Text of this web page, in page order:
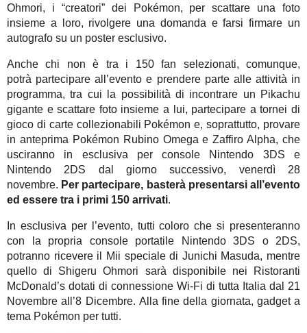
Ohmori, i “creatori” dei Pokémon, per scattare una foto
insieme a loro, rivolgere una domanda e farsi firmare un
autografo su un poster esclusivo.
Anche chi non è tra i 150 fan selezionati, comunque,
potrà partecipare all’evento e prendere parte alle attività in
programma, tra cui la possibilità di incontrare un Pikachu
gigante e scattare foto insieme a lui, partecipare atornei di
gioco di carte collezionabili Pokémon e, soprattutto, provare
in anteprima Pokémon Rubino Omega e Zaffiro Alpha, che
usciranno in esclusiva per console Nintendo 3DS e
Nintendo 2DS dal giorno successivo, venerdì 28
novembre. Per partecipare, basterà presentarsi all’evento
ed essere tra i primi 150 arrivati.
In esclusiva per l’evento, tutti coloro che si presenteranno
con la propria console portatile Nintendo 3DS o 2DS,
potranno ricevere il
Mii speciale di Junichi Masuda, mentre
quello di Shigeru Ohmori sarà disponibile nei Ristoranti
McDonald’s dotati di connessione Wi-Fi di tutta Italia dal 21
Novembre all’8 Dicembre. Alla fine della giornata, gadgeta
tema Pokémon per tutti.